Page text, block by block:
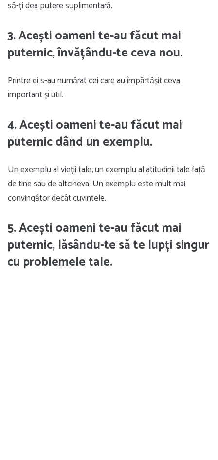
să-ți dea putere suplimentară.
3. Acești oameni te-au făcut mai
puternic, învățându-te ceva nou.
Printre ei s-au numărat cei care au împărtășit ceva
important și util.
4. Acești oameni te-au făcut mai
puternic dând un exemplu.
Un exemplu al vieții tale, un exemplu al atitudinii tale față
de tine sau de altcineva. Un exemplu este mult mai
convingător decât cuvintele.
5. Acești oameni te-au făcut mai
puternic, lăsându-te să te lupți singur
cu problemele tale.